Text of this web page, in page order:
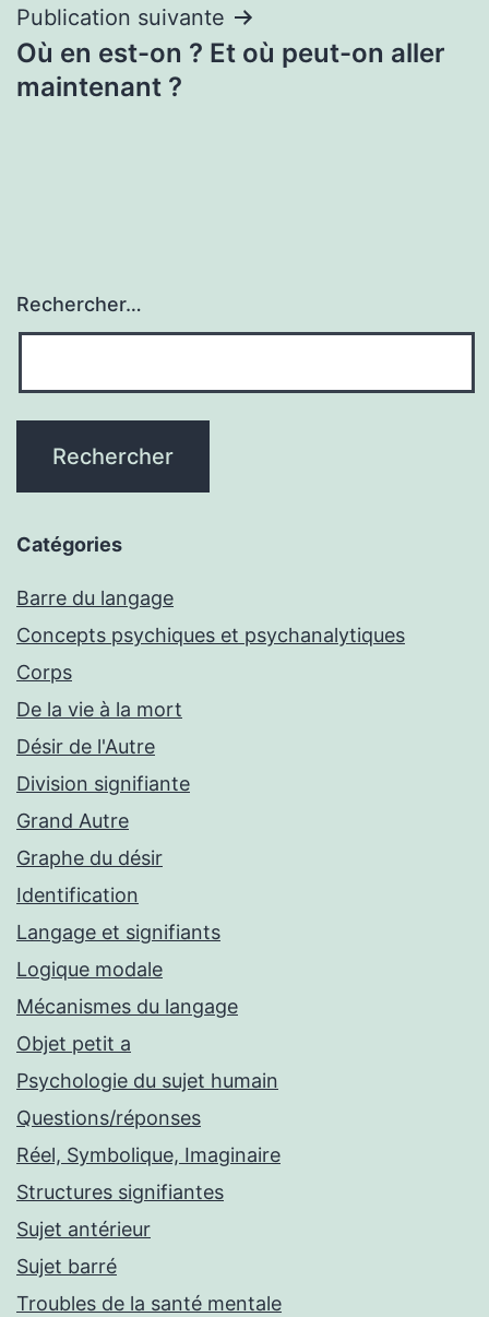
Publication suivante
Où en est-on ? Et où peut-on aller
maintenant ?
Rechercher…
Catégories
Barre du langage
Concepts psychiques et psychanalytiques
Corps
De la vie à la mort
Désir de l'Autre
Division signifiante
Grand Autre
Graphe du désir
Identification
Langage et signifiants
Logique modale
Mécanismes du langage
Objet petit a
Psychologie du sujet humain
Questions/réponses
Réel, Symbolique, Imaginaire
Structures signifiantes
Sujet antérieur
Sujet barré
Troubles de la santé mentale